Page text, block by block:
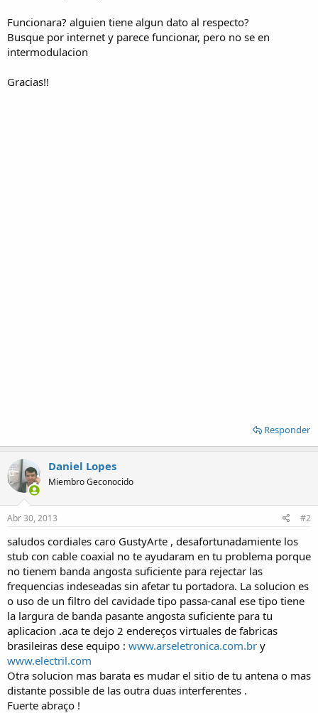
Funcionara? alguien tiene algun dato al respecto?
Busque por internet y parece funcionar, pero no se en
intermodulacion
Gracias!!
Responder
Daniel Lopes
Miembro Geconocido
Abr 30, 2013 #2
saludos cordiales caro GustyArte , desafortunadamiente los
stub con cable coaxial no te ayudaram en tu problema porque
no tienem banda angosta suficiente para rejectar las
frequencias indeseadas sin afetar tu portadora. La solucion es
o uso de un filtro del cavidade tipo passa-canal ese tipo tiene
la largura de banda pasante angosta suficiente para tu
aplicacion .aca te dejo 2 endereços virtuales de fabricas
brasileiras dese equipo : www.arseletronica.com.br y
www.electril.com
Otra solucion mas barata es mudar el sitio de tu antena o mas
distante possible de las outra duas interferentes .
Fuerte abraço !